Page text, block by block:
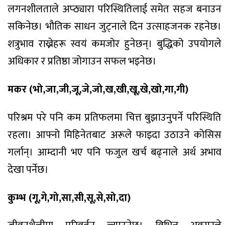
लगनशीलताले अप्ठ्यारा परिस्थितिलाई समेत सहज बनाउन
सकिनेछ। भौतिक साधन जुट्नाले दिन उत्साहजनक रहनेछ।
शत्रुभाव राख्नेहरू स्वयं कमजोर हुनेछन्। बुद्धिको उपयोगले
अधिकार र प्रतिष्ठा जोगाउन सफल भइनेछ।
मकर (भो,जा,जी,जू,जे,जो,ख,खी,खू,खे,खो,गा,गी)
परिश्रम परे पनि कम प्रतिफलमा चित्त बुझाउनुपर्ने परिस्थिति
रहला। आफ्नो मिहिनेतबाट अरूले फाइदा उठाउने कोसिस
गर्लान्। आम्दानी भए पनि फजुल खर्च बढ्नाले अर्थ अभाव
देखा पर्नेछ।
कुम्भ (गू,गे,गो,सा,सी,सू,से,सो,दा)